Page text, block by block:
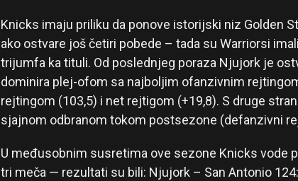
Knicks imaju priliku da ponove istorijski niz Golden
ako ostvare još četiri pobede – tada su Warriorsi
trijumfa ka tituli. Od poslednjeg poraza Njujork je
dominira plej-ofom sa najboljim ofanzivnim
rejtingom (103,5) i net rejtigom (+19,8). S druge
sjajnom odbranom tokom postsezone (defanzivni
U međusobnim susretima ove sezone Knicks vode
tri meča — rezultati su bili: Njujork – San Antonio